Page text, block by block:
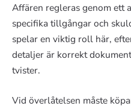
Affären regleras genom ett
specifika tillgångar och
spelar en viktig roll här,
detaljer är korrekt
tvister.
Vid överlåtelsen måste